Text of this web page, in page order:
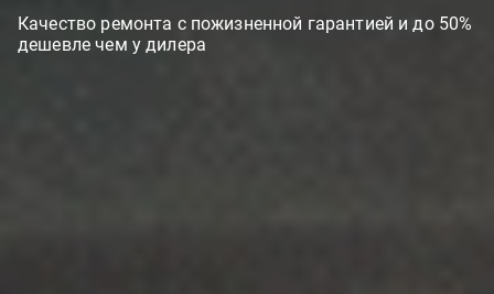
Качество ремонта с пожизненной гарантией и до 50%
дешевле чем у дилера